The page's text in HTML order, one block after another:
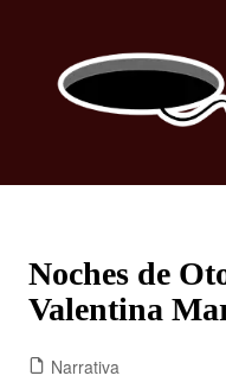
Noches de
Valentina
Narrativa